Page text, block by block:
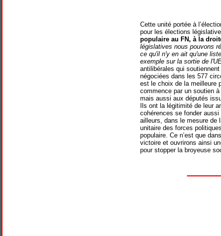
Cette unité portée à
pour les élections
populaire au FN, à la
législatives nous pouvons
ce qu'il n'y en ait qu'une
exemple sur la sortie de
antilibérales qui
négociées dans les 577
est le choix de la meilleure
commence par un soutien
mais aussi aux députés
Ils ont la légitimité de leur
cohérences se fonder
ailleurs, dans le mesure de
unitaire des forces
populaire. Ce n’est que
victoire et ouvrirons ainsi
pour stopper la broyeuse